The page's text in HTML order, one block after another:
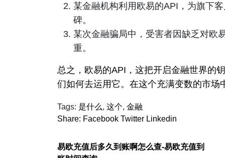
某金融机构利用欧易的API，为旗下
碑。
某次金融骗局中，受害者因缺乏对欧
重。
总之，欧易的API，这把开启金融世界的
们如何去运用它。在这个充满变数的市场
Tags: 是什么, 这个, 金融
Share: Facebook Twitter Linkedin
易欧充值后多久到账啊怎么查-易欧充值到